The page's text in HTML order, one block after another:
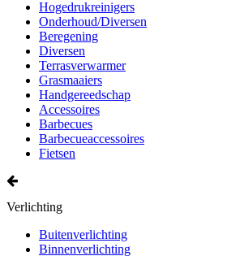
Hogedrukreinigers
Onderhoud/Diversen
Beregening
Diversen
Terrasverwarmer
Grasmaaiers
Handgereedschap
Accessoires
Barbecues
Barbecueaccessoires
Fietsen
Verlichting
Buitenverlichting
Binnenverlichting